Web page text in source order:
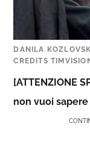
DANILA
CREDITS
[ATTENZIONE
non vuoi